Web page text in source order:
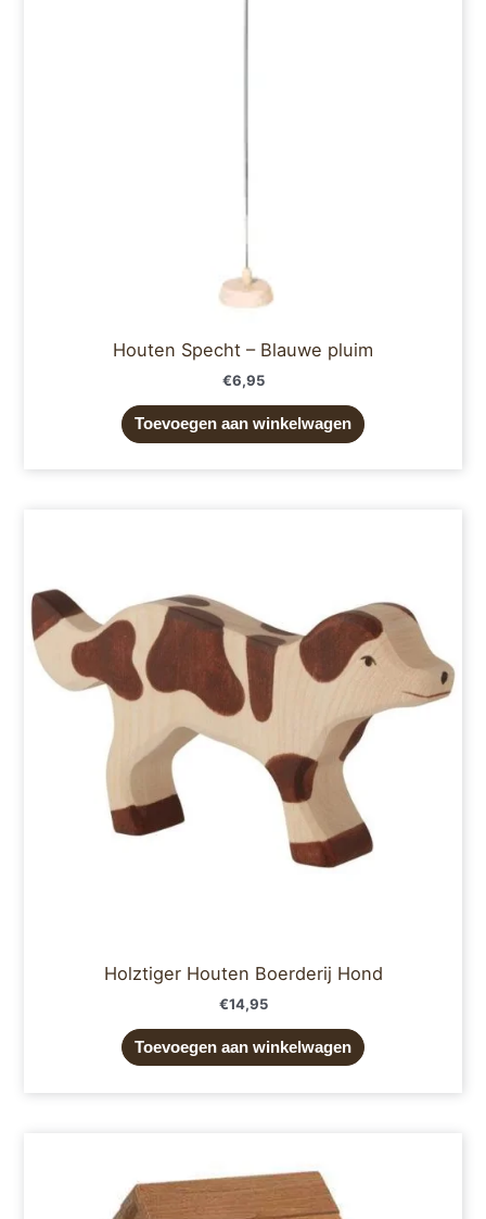
Houten Specht – Blauwe pluim
€6,95
Toevoegen aan winkelwagen
Holztiger Houten Boerderij Hond
€14,95
Toevoegen aan winkelwagen